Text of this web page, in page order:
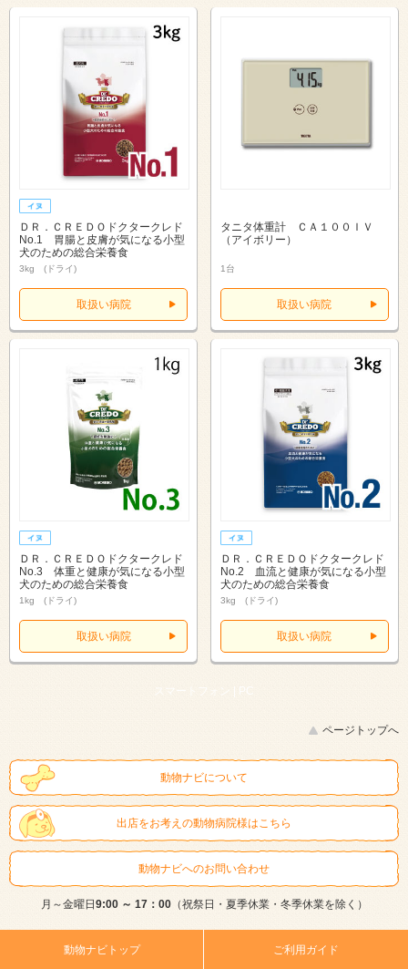
ＤＲ．ＣＲＥＤＯドクタークレド
No.1 胃腸と皮膚が気になる小型
犬のための総合栄養食
3kg (ドライ)
取扱い病院
タニタ体重計 ＣＡ１００ＩＶ
（アイボリー）
1台
取扱い病院
ＤＲ．ＣＲＥＤＯドクタークレド
No.3 体重と健康が気になる小型
犬のための総合栄養食
1kg (ドライ)
取扱い病院
ＤＲ．ＣＲＥＤＯドクタークレド
No.2 血流と健康が気になる小型
犬のための総合栄養食
3kg (ドライ)
取扱い病院
スマートフォン | PC
ページトップへ
動物ナビについて
出店をお考えの動物病院様はこちら
動物ナビへのお問い合わせ
月～金曜日9:00 ～ 17：00（祝祭日・夏季休業・冬季休業を除く）
動物ナビトップ ご利用ガイド